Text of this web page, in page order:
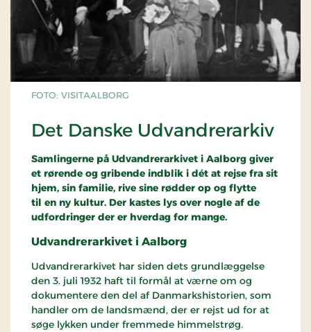
FOTO: VISITAALBORG
Det Danske Udvandrerarkiv
Samlingerne på Udvandrerarkivet i Aalborg giver
et rørende og gribende indblik i dét at rejse fra sit
hjem, sin familie, rive sine rødder op og flytte
til en ny kultur. Der kastes lys over nogle af de
udfordringer der er hverdag for mange.
Udvandrerarkivet i Aalborg
Udvandrerarkivet har siden dets grundlæggelse
den 3. juli 1932 haft til formål at værne om og
dokumentere den del af Danmarkshistorien, som
handler om de landsmænd, der er rejst ud for at
søge lykken under fremmede himmelstrøg.